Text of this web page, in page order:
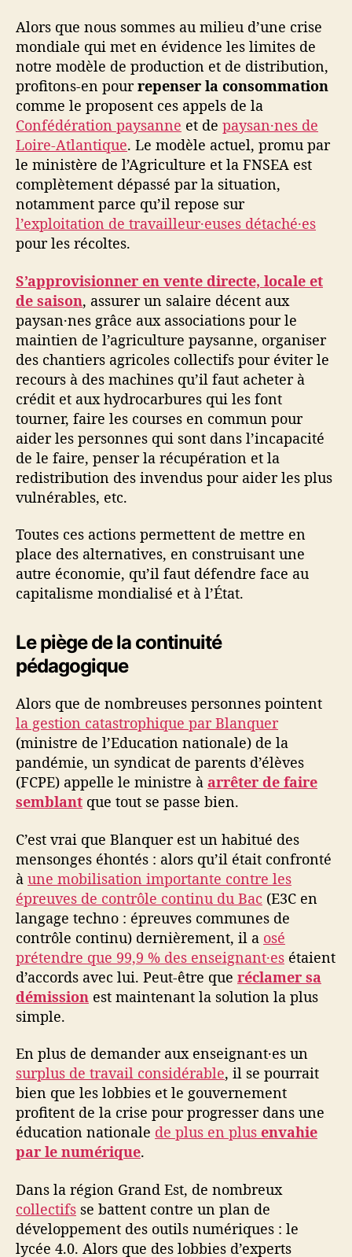
Alors que nous sommes au milieu d’une crise
mondiale qui met en évidence les limites de
notre modèle de production et de distribution,
profitons-en pourrepenser la consommation
comme le proposent ces appels de la
Confédération paysanne et de paysan·nes de
Loire-Atlantique. Le modèle actuel, promu par
le ministère de l’Agriculture et la FNSEA est
complètement dépassé par la situation,
notamment parce qu’il repose sur
l’exploitation de travailleur·euses détaché·es
pour les récoltes.
S’approvisionner en vente directe, locale et
de saison, assurer un salaire décent aux
paysan·nes grâce aux associations pour le
maintien de l’agriculture paysanne, organiser
des chantiers agricoles collectifs pour éviter le
recours à des machines qu’il faut acheter à
crédit et aux hydrocarbures qui les font
tourner, faire les courses en commun pour
aider les personnes qui sont dans l’incapacité
de le faire, penser la récupération et la
redistribution des invendus pour aider les plus
vulnérables, etc.
Toutes ces actions permettent de mettre en
place des alternatives, en construisant une
autre économie, qu’il faut défendre face au
capitalisme mondialisé et à l’État.
Le piège de la continuité
pédagogique
Alors que de nombreuses personnes pointent
la gestion catastrophique par Blanquer
(ministre de l’Education nationale) de la
pandémie, un syndicat de parents d’élèves
(FCPE) appelle le ministre à arrêter de faire
semblant que tout se passe bien.
C’est vrai que Blanquer est un habitué des
mensonges éhontés : alors qu’il était confronté
à une mobilisation importante contre les
épreuves de contrôle continu du Bac (E3C en
langage techno : épreuves communes de
contrôle continu) dernièrement, il a osé
prétendre que 99,9 % des enseignant·es étaient
d’accords avec lui. Peut-être que réclamer sa
démission est maintenant la solution la plus
simple.
En plus de demander aux enseignant·es un
surplus de travail considérable, il se pourrait
bien que les lobbies et le gouvernement
profitent de la crise pour progresser dans une
éducation nationale de plus en plus envahie
par le numérique.
Dans la région Grand Est, de nombreux
collectifs se battent contre un plan de
développement des outils numériques : le
lycée 4.0. Alors que des lobbies d’experts